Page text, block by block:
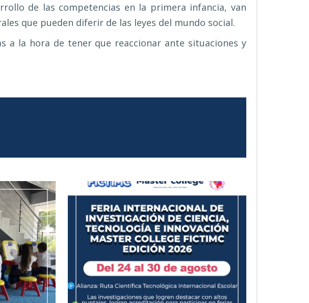
de las competencias en la primera infancia, van
que pueden diferir de las leyes del mundo social.
a la hora de tener que reaccionar ante situaciones y